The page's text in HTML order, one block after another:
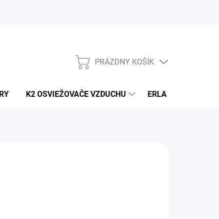
NÁKUPNÝ
PRÁZDNY KOŠÍK
K2 OSVIEŽOVAČE VZDUCHU ERLA HORECA A